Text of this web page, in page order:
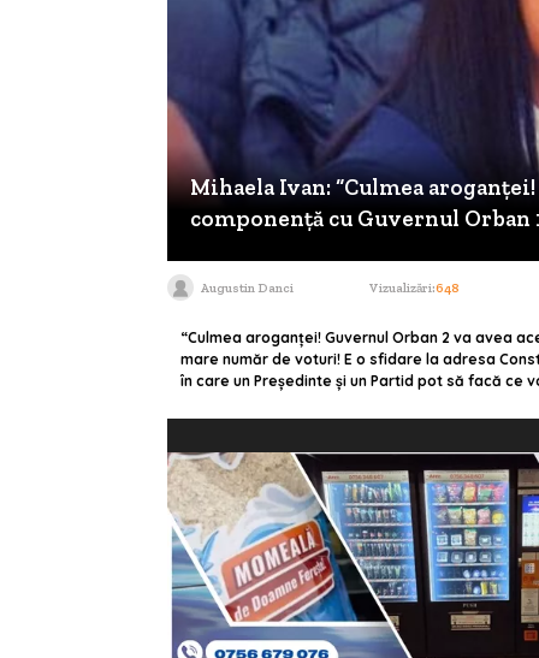
Mihaela Ivan: “Culmea
componență cu Guvernul Orban
Augustin Danci Vizualizări:648
“Culmea aroganței! Guvernul Orban 2 va avea
mare număr de voturi! E o sfidare la adresa
în care un Președinte și un Partid pot să facă ce